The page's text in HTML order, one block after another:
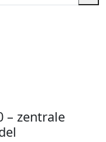
– zentrale